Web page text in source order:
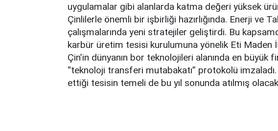
uygulamalar gibi alanlarda katma değeri yüksek
Çinlilerle önemli bir işbirliği hazırlığında. Enerji ve
çalışmalarında yeni stratejiler geliştirdi. Bu
karbür üretim tesisi kurulumuna yönelik Eti Maden
Çin’in dünyanın bor teknolojileri alanında en büyük
“teknoloji transferi mutabakatı” protokolü imzaladı.
ettiği tesisin temeli de bu yıl sonunda atılmış